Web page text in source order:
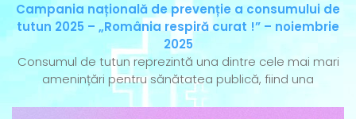
Campania națională de prevenție a consumului de
tutun 2025 – „România respiră curat !” – noiembrie
2025
Consumul de tutun reprezintă una dintre cele mai mari
amenințări pentru sănătatea publică, fiind una